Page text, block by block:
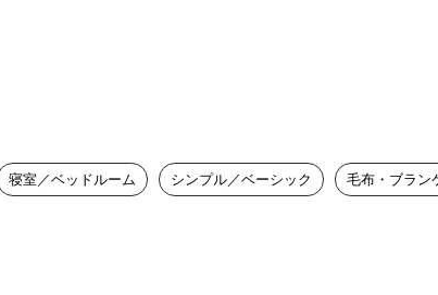
寝室／ベッドルーム シンプル／ベーシック 毛布・ブラン